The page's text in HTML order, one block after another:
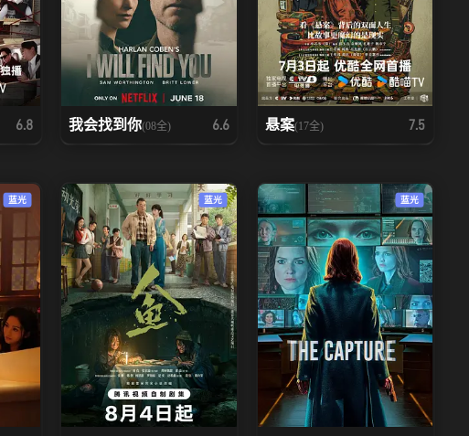
6.8 我会找到你(08全) 6.6 悬案(17全) 7.5
蓝光 蓝光 蓝光